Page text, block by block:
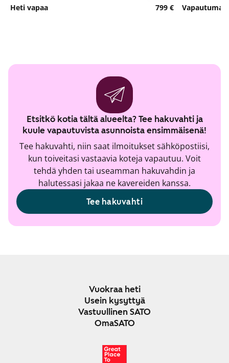
Heti vapaa
799 €
Etsitkö kotia tältä alueelta? Tee hakuvahti ja
kuule vapautuvista asunnoista ensimmäisenä!
Tee hakuvahti, niin saat ilmoitukset sähköpostiisi,
kun toiveitasi vastaavia koteja vapautuu. Voit
tehdä yhden tai useamman hakuvahdin ja
halutessasi jakaa ne kavereiden kanssa.
Tee hakuvahti
Vuokraa heti
Usein kysyttyä
Vastuullinen SATO
OmaSATO